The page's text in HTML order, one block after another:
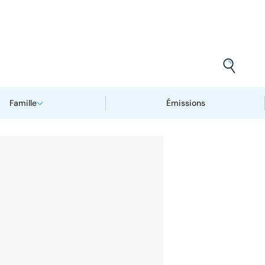
Famille Émissions